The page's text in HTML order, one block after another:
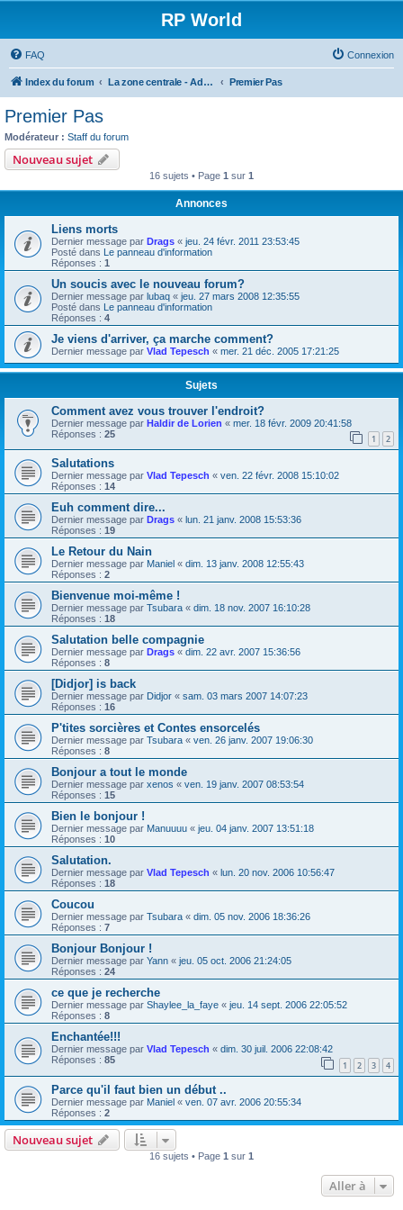
RP World
FAQ Connexion
Index du forum La zone centrale - Administration et association Premier Pas
Premier Pas
Modérateur : Staff du forum
Nouveau sujet
16 sujets • Page 1 sur 1
Annonces
Liens morts
Dernier message par Drags « jeu. 24 févr. 2011 23:53:45
Posté dans Le panneau d'information
Réponses : 1
Un soucis avec le nouveau forum?
Dernier message par lubaq « jeu. 27 mars 2008 12:35:55
Posté dans Le panneau d'information
Réponses : 4
Je viens d'arriver, ça marche comment?
Dernier message par Vlad Tepesch « mer. 21 déc. 2005 17:21:25
Sujets
Comment avez vous trouver l'endroit?
Dernier message par Haldir de Lorien « mer. 18 févr. 2009 20:41:58
Réponses : 25 1 2
Salutations
Dernier message par Vlad Tepesch « ven. 22 févr. 2008 15:10:02
Réponses : 14
Euh comment dire...
Dernier message par Drags « lun. 21 janv. 2008 15:53:36
Réponses : 19
Le Retour du Nain
Dernier message par Maniel « dim. 13 janv. 2008 12:55:43
Réponses : 2
Bienvenue moi-même !
Dernier message par Tsubara « dim. 18 nov. 2007 16:10:28
Réponses : 18
Salutation belle compagnie
Dernier message par Drags « dim. 22 avr. 2007 15:36:56
Réponses : 8
[Didjor] is back
Dernier message par Didjor « sam. 03 mars 2007 14:07:23
Réponses : 16
P'tites sorcières et Contes ensorcelés
Dernier message par Tsubara « ven. 26 janv. 2007 19:06:30
Réponses : 8
Bonjour a tout le monde
Dernier message par xenos « ven. 19 janv. 2007 08:53:54
Réponses : 15
Bien le bonjour !
Dernier message par Manuuuu « jeu. 04 janv. 2007 13:51:18
Réponses : 10
Salutation.
Dernier message par Vlad Tepesch « lun. 20 nov. 2006 10:56:47
Réponses : 18
Coucou
Dernier message par Tsubara « dim. 05 nov. 2006 18:36:26
Réponses : 7
Bonjour Bonjour !
Dernier message par Yann « jeu. 05 oct. 2006 21:24:05
Réponses : 24
ce que je recherche
Dernier message par Shaylee_la_faye « jeu. 14 sept. 2006 22:05:52
Réponses : 8
Enchantée!!!
Dernier message par Vlad Tepesch « dim. 30 juil. 2006 22:08:42
Réponses : 85 1 2 3 4
Parce qu'il faut bien un début ..
Dernier message par Maniel « ven. 07 avr. 2006 20:55:34
Réponses : 2
Nouveau sujet
16 sujets • Page 1 sur 1
Aller à